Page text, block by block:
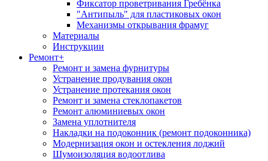
Фиксатор проветривания Гребёнка
"Антипыль" для пластиковых окон
Механизмы открывания фрамуг
Материалы
Инструкции
Ремонт+
Ремонт и замена фурнитуры
Устранение продувания окон
Устранение протекания окон
Ремонт и замена стеклопакетов
Ремонт алюминиевых окон
Замена уплотнителя
Накладки на подоконник (ремонт подоконника)
Модернизация окон и остекления лоджий
Шумоизоляция водоотлива